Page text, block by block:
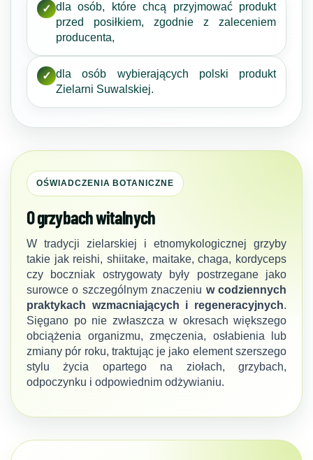
✓ dla osób, które chcą przyjmować produkt
przed posiłkiem, zgodnie z zaleceniem
producenta,
✓ dla osób wybierających polski produkt
Zielarni Suwalskiej.
OŚWIADCZENIA BOTANICZNE
O grzybach witalnych
W tradycji zielarskiej i etnomykologicznej grzyby
takie jak reishi, shiitake, maitake, chaga, kordyceps
czy boczniak ostrygowaty były postrzegane jako
surowce o szczególnym znaczeniu w codziennych
praktykach wzmacniających i regeneracyjnych.
Sięgano po nie zwłaszcza w okresach większego
obciążenia organizmu, zmęczenia, osłabienia lub
zmiany pór roku, traktując je jako element szerszego
stylu życia opartego na ziołach, grzybach,
odpoczynku i odpowiednim odżywianiu.